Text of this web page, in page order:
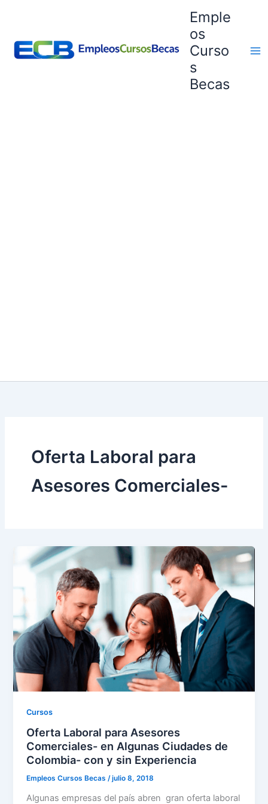
Emple
os
Curso
s
Becas
Oferta Laboral para
Asesores Comerciales-
Cursos
Oferta Laboral para Asesores
Comerciales- en Algunas Ciudades de
Colombia- con y sin Experiencia
Empleos Cursos Becas/julio 8, 2018
Algunas empresas del país abren gran oferta laboral